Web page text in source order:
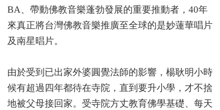
BA、帶動佛教音樂蓬勃發展的重要推動者，40年
來真正將台灣佛教音樂推廣至全球的是妙蓮華唱片
及南星晿片。
由於受到已出家外婆圓覺法師的影響，楊耿明小時
候有超過四年都待在寺院，直到要升小學，才不捨
地被父母接回家。受寺院方丈教育佛學基礎、每天